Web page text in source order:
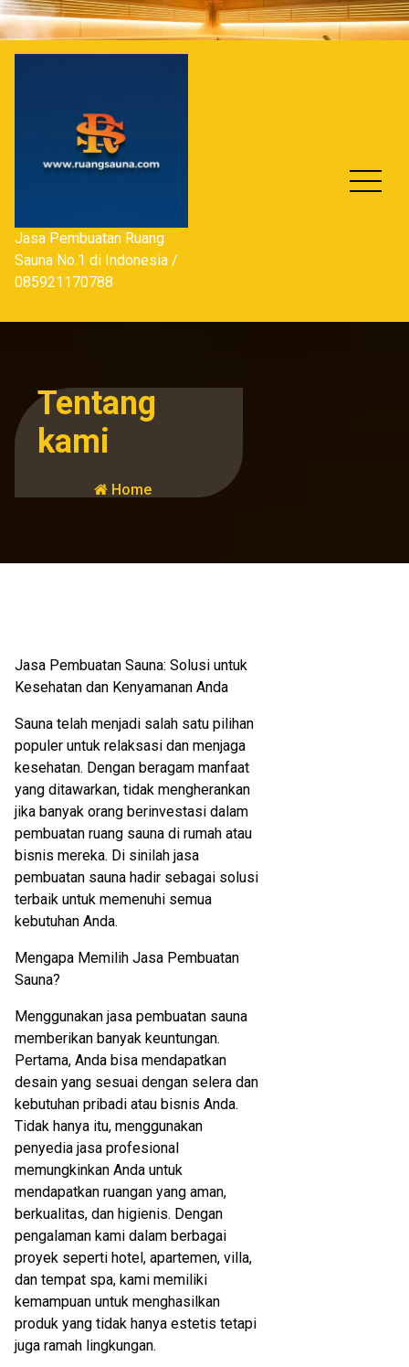
Skip
to
content
Jasa Pembuatan Ruang
Sauna No.1 di Indonesia /
085921170788
Tentang
kami
Home
Jasa Pembuatan Sauna: Solusi untuk
Kesehatan dan Kenyamanan Anda
Sauna telah menjadi salah satu pilihan
populer untuk relaksasi dan menjaga
kesehatan. Dengan beragam manfaat
yang ditawarkan, tidak mengherankan
jika banyak orang berinvestasi dalam
pembuatan ruang sauna di rumah atau
bisnis mereka. Di sinilah jasa
pembuatan sauna hadir sebagai solusi
terbaik untuk memenuhi semua
kebutuhan Anda.
Mengapa Memilih Jasa Pembuatan
Sauna?
Menggunakan jasa pembuatan sauna
memberikan banyak keuntungan.
Pertama, Anda bisa mendapatkan
desain yang sesuai dengan selera dan
kebutuhan pribadi atau bisnis Anda.
Tidak hanya itu, menggunakan
penyedia jasa profesional
memungkinkan Anda untuk
mendapatkan ruangan yang aman,
berkualitas, dan higienis. Dengan
pengalaman kami dalam berbagai
proyek seperti hotel, apartemen, villa,
dan tempat spa, kami memiliki
kemampuan untuk menghasilkan
produk yang tidak hanya estetis tetapi
juga ramah lingkungan.